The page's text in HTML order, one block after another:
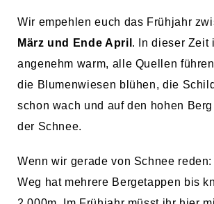
Wir empehlen euch das Frühjahr
März und Ende April . In dieser Zeit
angenehm warm, alle Quellen
die Blumenwiesen blühen, die
schon wach und auf den hohen
der Schnee.
Wenn wir gerade von Schnee
Weg hat mehrere Bergetappen bis